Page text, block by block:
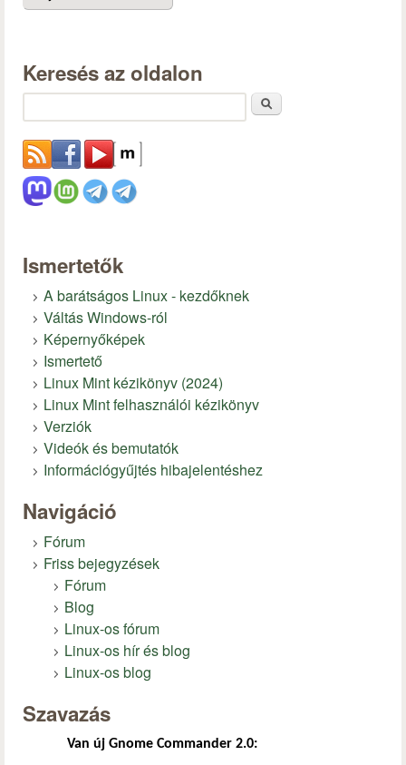
Keresés az oldalon
Ismertetők
A barátságos Linux - kezdőknek
Váltás Windows-ról
Képernyőképek
Ismertető
Linux Mint kézikönyv (2024)
Linux Mint felhasználói kézikönyv
Verziók
Videók és bemutatók
Információgyűjtés hibajelentéshez
Navigáció
Fórum
Friss bejegyzések
Fórum
Blog
Linux-os fórum
Linux-os hír és blog
Linux-os blog
Szavazás
Van új Gnome Commander 2.0: